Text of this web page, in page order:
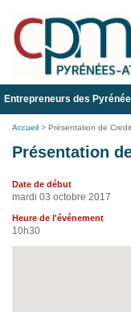
Entrepreneurs des
Accueil > Présentation de
Présentation
Date de début
mardi 03 octobre 2017
Heure de l'événement
10h30